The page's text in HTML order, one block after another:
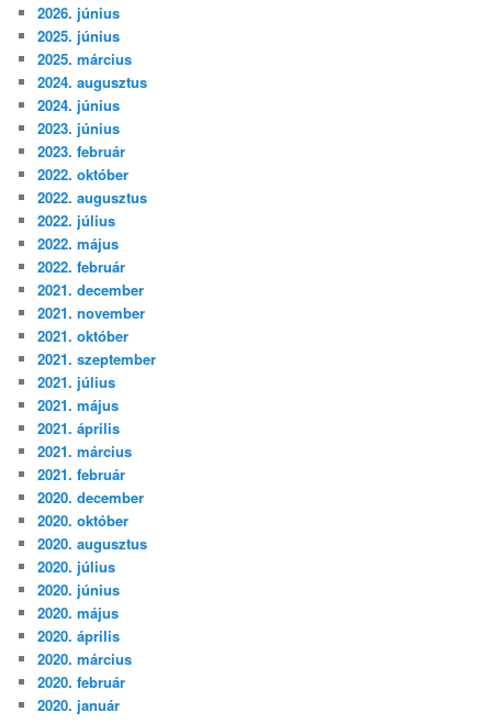
2026. június
2025. június
2025. március
2024. augusztus
2024. június
2023. június
2023. február
2022. október
2022. augusztus
2022. július
2022. május
2022. február
2021. december
2021. november
2021. október
2021. szeptember
2021. július
2021. május
2021. április
2021. március
2021. február
2020. december
2020. október
2020. augusztus
2020. július
2020. június
2020. május
2020. április
2020. március
2020. február
2020. január